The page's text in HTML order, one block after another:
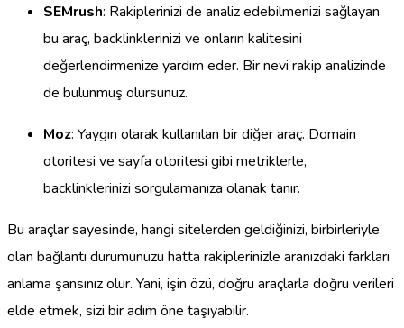
SEMrush: Rakiplerinizi de analiz edebilmenizi sağlayan
bu araç, backlinklerinizi ve onların kalitesini
değerlendirmenize yardım eder. Bir nevi rakip analizinde
de bulunmuş olursunuz.
Moz: Yaygın olarak kullanılan bir diğer araç. Domain
otoritesi ve sayfa otoritesi gibi metriklerle,
backlinklerinizi sorgulamanıza olanak tanır.
Bu araçlar sayesinde, hangi sitelerden geldiğinizi, birbirleriyle
olan bağlantı durumunuzu hatta rakiplerinizle aranızdaki farkları
anlama şansınız olur. Yani, işin özü, doğru araçlarla doğru verileri
elde etmek, sizi bir adım öne taşıyabilir.